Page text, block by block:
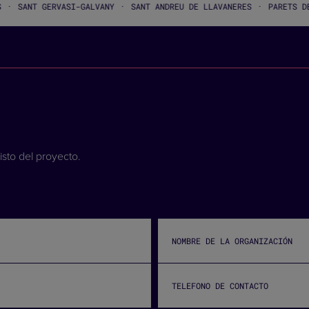
GALVANY·SANT ANDREU DE LLAVANERES · PARETS DEL VALLÈS·
del proyecto.